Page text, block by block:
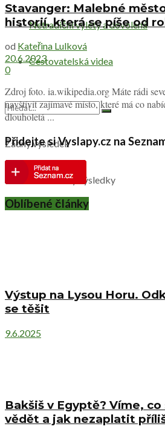
Netradiční výlety a dovolená
Cestovatelská videa
Žádný výsledek
Zobrazit všechny výsledky
Stavanger: Malebné
historií, která se píše od
od Kateřina Lulková
20.6.2023
0
Zdroj foto. ia.wikipedia.org Máte rádi
navštívit zajímavé místo, které má co
dlouholetá ...
Přidejte si Vyslapy.cz na
Oblíbené články
Výstup na Lysou Horu.
se těšit
9.6.2025
Bakšiš v Egyptě? Víme,
vědět a jak nezaplatit